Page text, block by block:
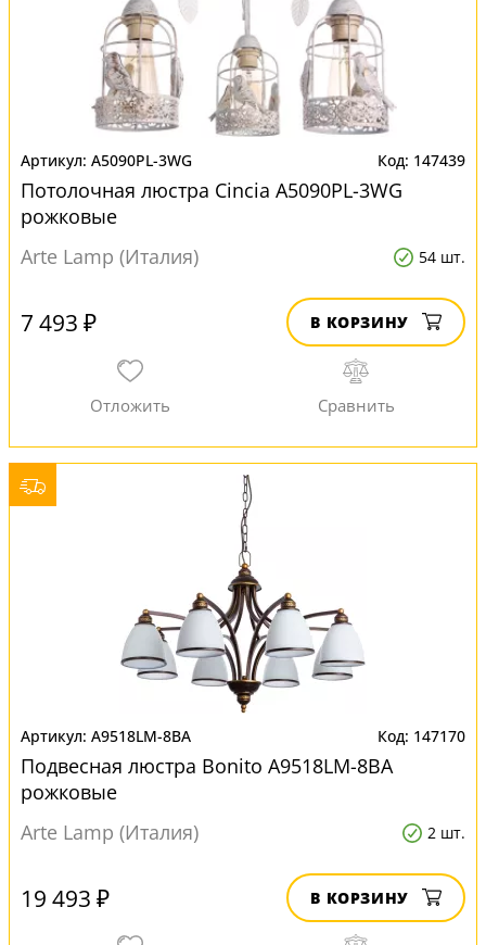
A5090PL-3WG 147439
Потолочная люстра Cincia A5090PL-3WG
рожковые
Arte Lamp (Италия)
54 шт.
7 493 ₽ В КОРЗИНУ
A9518LM-8BA 147170
Подвесная люстра Bonito A9518LM-8BA
рожковые
Arte Lamp (Италия)
2 шт.
19 493 ₽ В КОРЗИНУ